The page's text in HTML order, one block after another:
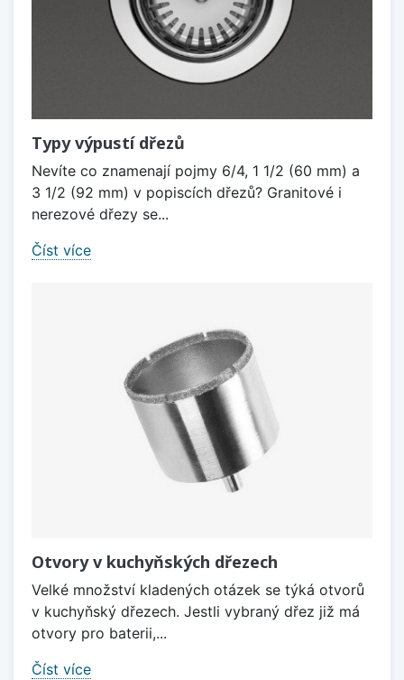
Typy výpustí dřezů
Nevíte co znamenají pojmy 6/4, 1 1/2 (60 mm) a
3 1/2 (92 mm) v popiscích dřezů? Granitové i
nerezové dřezy se...
Číst více
Otvory v kuchyňských dřezech
Velké množství kladených otázek se týká otvorů
v kuchyňský dřezech. Jestli vybraný dřez již má
otvory pro baterii,...
Číst více